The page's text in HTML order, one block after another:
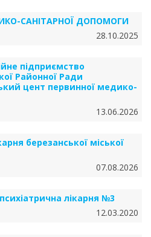
САНІТАРНОЇ ДОПОМОГИ
28.10.2025
підприємство
Районної Ради
цент первинної медико-
13.06.2026
березанської міської
07.08.2026
лікарня №3
12.03.2020